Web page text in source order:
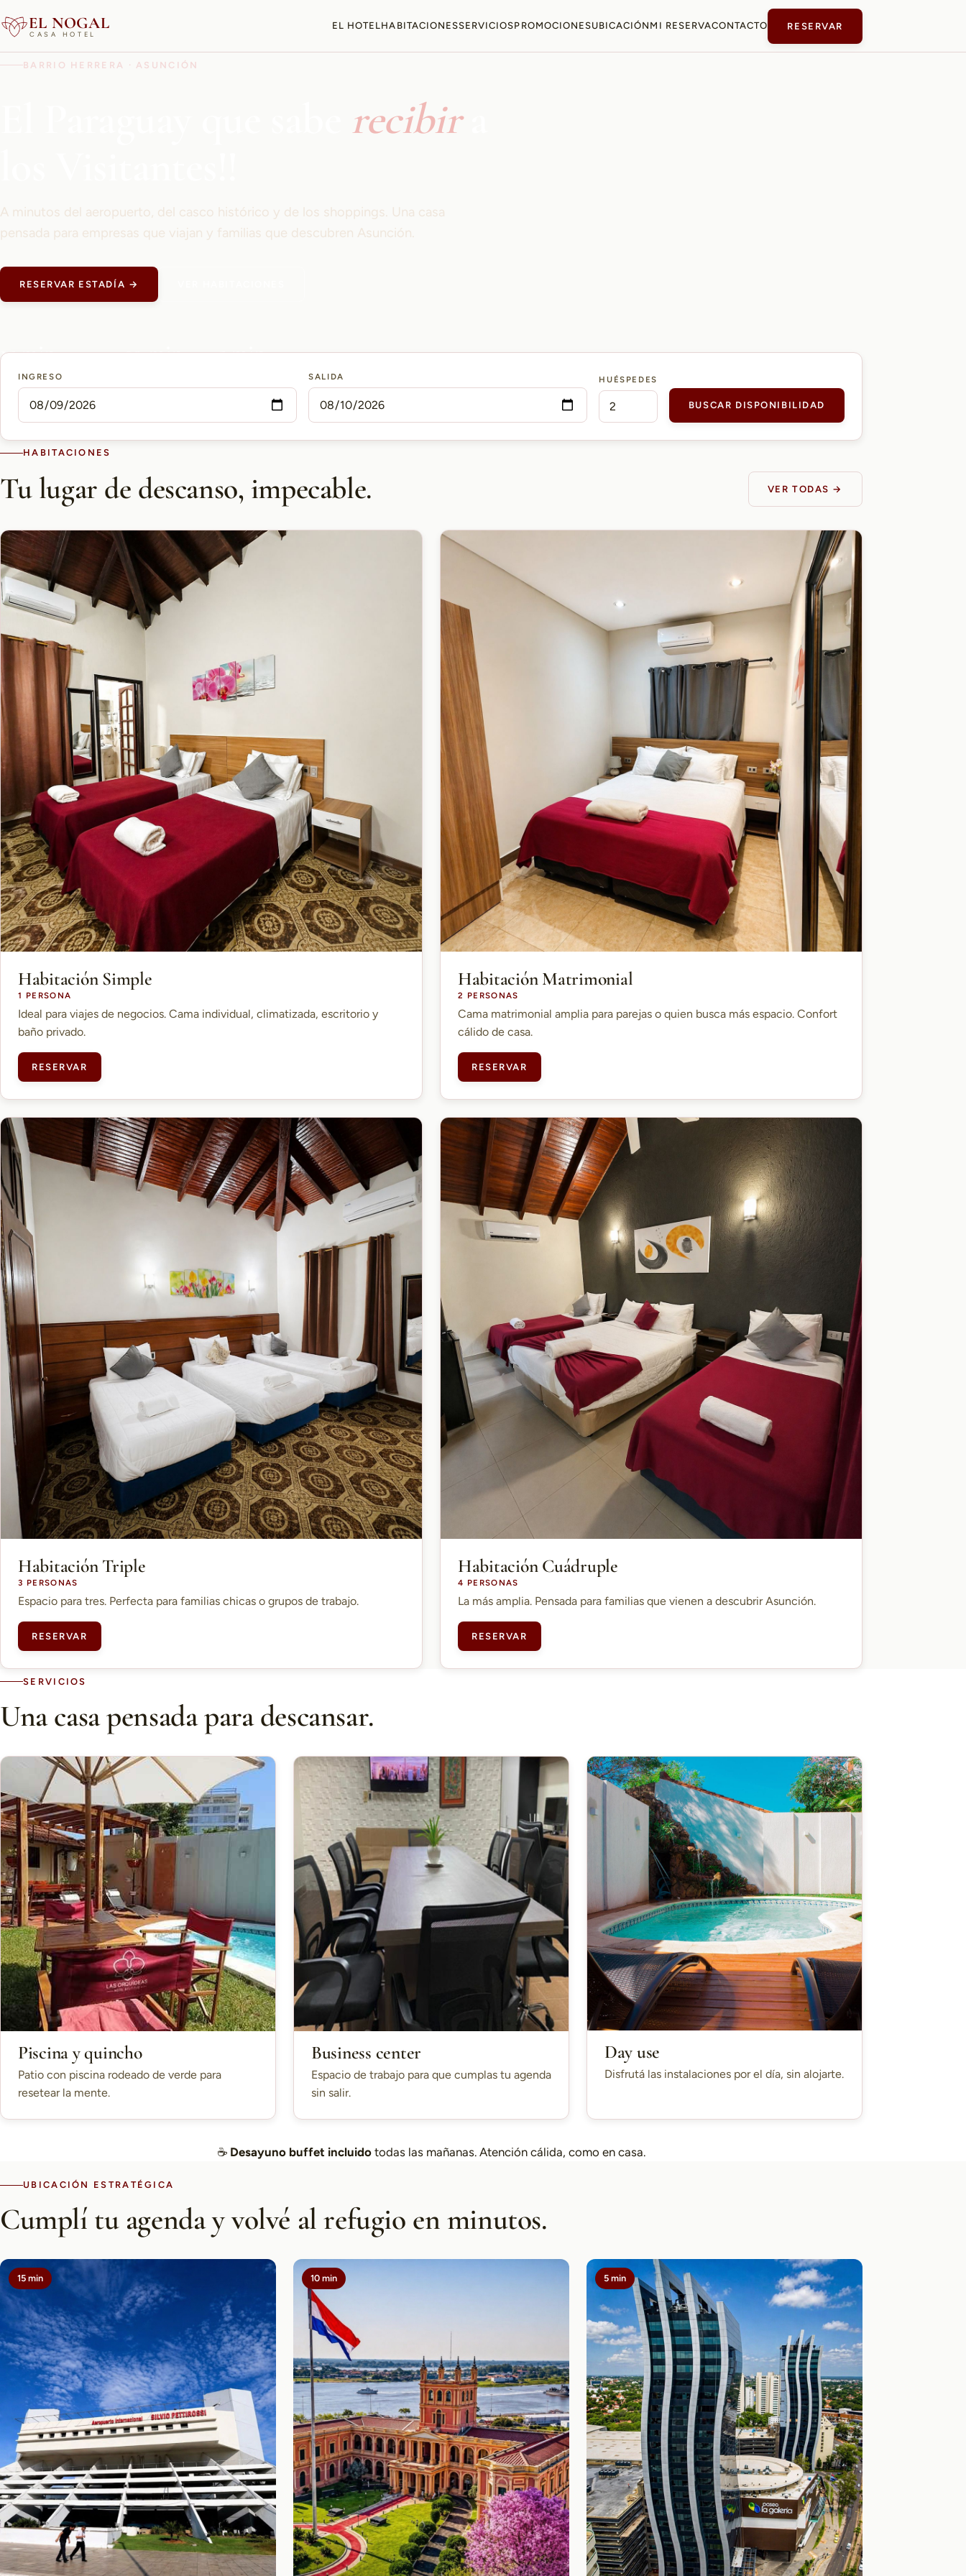
EL NOGAL
CASA HOTEL
EL HOTELHABITACIONESSERVICIOSPROMOCIONESUBICACIÓN MI RESERVACONTACTO RESERVAR
BARRIO HERRERA · ASUNCIÓN
recibira
A minutos del aeropuerto, del casco histórico y de los shoppings. Una casa
pensada para empresas que viajan y familias que descubren Asunción.
RESERVAR ESTADÍA →
15 min
AEROPUERTO PETTIROSSI
10 min 5 min
SHOPPING DEL SOL
INGRESO SALIDA HUÉSPEDES
BUSCAR DISPONIBILIDAD
HABITACIONES
Tu lugar de descanso, impecable. VER TODAS →
Habitación Simple
1 PERSONA
Ideal para viajes de negocios. Cama individual, climatizada, escritorio y
baño privado.
RESERVAR
Habitación Matrimonial
2 PERSONAS
Cama matrimonial amplia para parejas o quien busca más espacio. Confort
cálido de casa.
RESERVAR
Habitación Triple
3 PERSONAS
Espacio para tres. Perfecta para familias chicas o grupos de trabajo.
RESERVAR
Habitación Cuádruple
4 PERSONAS
La más amplia. Pensada para familias que vienen a descubrir Asunción.
RESERVAR
SERVICIOS
Una casa pensada para descansar.
Piscina y quincho
Patio con piscina rodeado de verde para
resetear la mente.
Business center
Espacio de trabajo para que cumplas tu agenda
sin salir.
Day use
Disfrutá las instalaciones por el día, sin alojarte.
☕ Desayuno buffet incluido todas las mañanas. Atención cálida, como en casa.
UBICACIÓN ESTRATÉGICA
Cumplí tu agenda y volvé al refugio en minutos.
15 min 10 min 5 min